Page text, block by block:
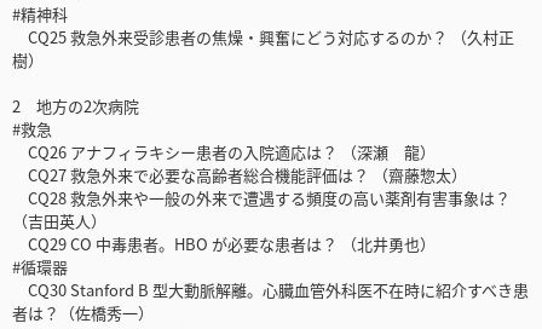
#精神科
CQ25 救急外来受診患者の焦燥・興奮にどう対応するのか？ （久村正
樹）
2 地方の2次病院
#救急
CQ26 アナフィラキシー患者の入院適応は？ （深瀬 龍）
CQ27 救急外来で必要な高齢者総合機能評価は？ （齋藤惣太）
CQ28 救急外来や一般の外来で遭遇する頻度の高い薬剤有害事象は？
（吉田英人）
CQ29 CO 中毒患者。HBO が必要な患者は？ （北井勇也）
#循環器
CQ30 Stanford B 型大動脈解離。心臓血管外科医不在時に紹介すべき患
者は？（佐橋秀一）